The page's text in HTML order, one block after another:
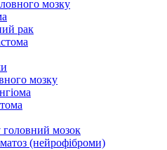
мозку
рак
мозку
головний мозок
(нейрофіброми)